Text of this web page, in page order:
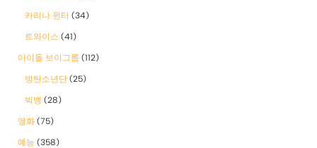
카리나 윈터 (34)
트와이스 (41)
아이돌 보이그룹 (112)
방탄소년단 (25)
빅뱅 (28)
영화 (75)
예능 (358)